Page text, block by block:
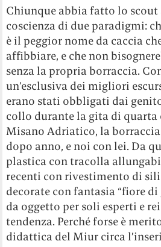
Chiunque abbia fatto lo scout
coscienza di due paradigmi:
è il peggior nome da caccia
affibbiare, e che non
senza la propria borraccia.
un’esclusiva dei migliori
erano stati obbligati dai
collo durante la gita di quarta
Misano Adriatico, la
dopo anno, e noi con lei. Da
plastica con tracolla
recenti con rivestimento di
decorate con fantasia “fiore di
da oggetto per soli esperti e
tendenza. Perché forse è
didattica del Miur circa